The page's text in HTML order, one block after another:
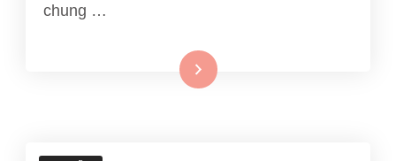
chung …
Xem thêm